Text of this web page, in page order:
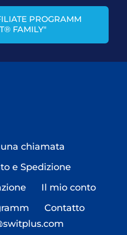
PROGRAMM
FAMILY"
chiamata
e Spedizione
Il mio conto
Contatto